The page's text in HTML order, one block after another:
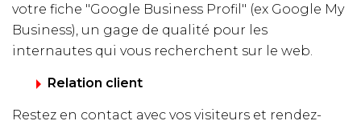
votre fiche "Google Business Profil" (ex Google My
Business), un gage de qualité pour les
internautes qui vous recherchent sur le web.
Relation client
Restez en contact avec vos visiteurs et rendez-